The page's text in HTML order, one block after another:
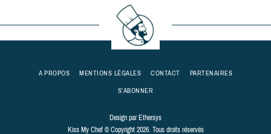
A PROPOS MENTIONS LÉGALES CONTACT
PARTENAIRES
S’ABONNER
Design parEthersys
Kiss My Chef © Copyright 2026. Tous droits réservés